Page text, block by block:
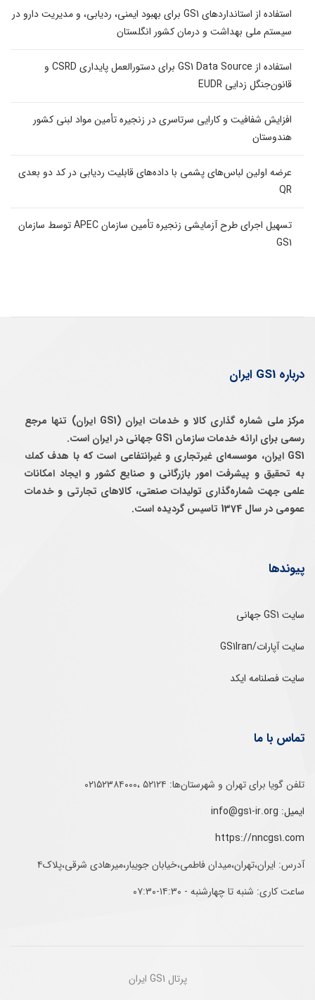
استفاده از استانداردهای GS1 برای بهبود ایمنی، ردیابی، و مدیریت دارو در
سیستم ملی بهداشت و درمان کشور انگلستان
استفاده از GS1 Data Source برای دستورالعمل پایداری CSRD و
قانون‌جنگل زدایی EUDR
افزایش شفافیت و کارایی سرتاسری در زنجیره تأمین مواد لبنی کشور
هندوستان
عرضه اولین لباس‌های پشمی با داده‌های قابلیت ردیابی در کد دو بعدی
QR
تسهیل اجرای طرح آزمایشی زنجیره تأمین سازمان APEC توسط سازمان
GS1
درباره GS1 ایران
مرکز ملی شماره گذاری کالا و خدمات ایران (GS1 ایران) تنها مرجع
رسمی برای ارائه خدمات سازمان GS1 جهانی در ایران است.
GS1 ایران، موسسه‌ای غيرتجاری و غيرانتفاعی است كه با هدف كمك
به تحقيق و پيشرفت امور بازرگانی و صنايع كشور و ايجاد امكانات
علمی جهت شماره‌گذاری توليدات صنعتی، كالاهای تجارتی و خدمات
عمومی در سال 1374 تاسيس گرديده است.
پیوندها
سایت GS1 جهانی
سایت آپارات/GS1Iran
سایت فصلنامه ایکد
تماس با ما
تلفن‌ گویا برای‌ تهران‌‌ و‌ شهرستان‌ها:‌ ۵۲۱۲۴ ،۰۲۱۵۲۳۸۴۰۰۰
ایمیل: info@gs1-ir.org
https://nncgs1.com
آدرس: ایران،تهران،میدان فاطمی،خیابان جویبار،میرهادی شرقی،پلاک۴
ساعت کاری: شنبه تا چهارشنبه - ۱۴:۳۰-۰۷:۳۰
پرتال GS1 ایران